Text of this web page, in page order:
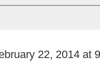
22, 2014 at